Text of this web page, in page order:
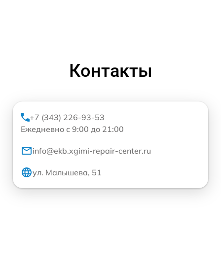
Контакты
+7 (343) 226-93-53
Ежедневно с 9:00 до 21:00
info@ekb.xgimi-repair-center.ru
ул. Малышева, 51